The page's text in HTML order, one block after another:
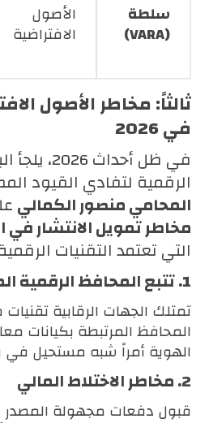
سلطة
(VARA)
الأصول
الافتراضية
ثالثاً: مخاطر الأصول
في 2026
في ظل أحداث
الرقمية لتفادي القيود
المحامي منصور الكمالي
مخاطر تمويل الانتشار
التي تعتمد التقنيات
1. تتبع المحافظ الرقمية المشبوهة
تمتلك الجهات الرقابية
المحافظ المرتبطة بكيانات
الهوية أمراً شبه مستحيل في
2. مخاطر الاختلاط المالي
قبول دفعات مجهولة المصدر